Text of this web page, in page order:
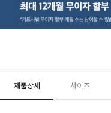
제품상세 사이즈